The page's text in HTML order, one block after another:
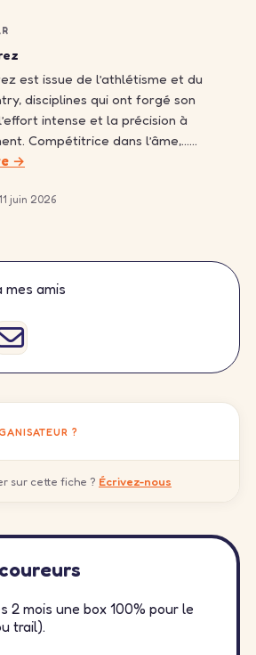
est issue de l’athlétisme et du
disciplines qui ont forgé son
intense et la précision à
Compétitrice dans l’âme,……
→
juin 2026
mes amis
?
sur cette fiche ? Écrivez-nous
2 mois une box 100% pour le
trail).